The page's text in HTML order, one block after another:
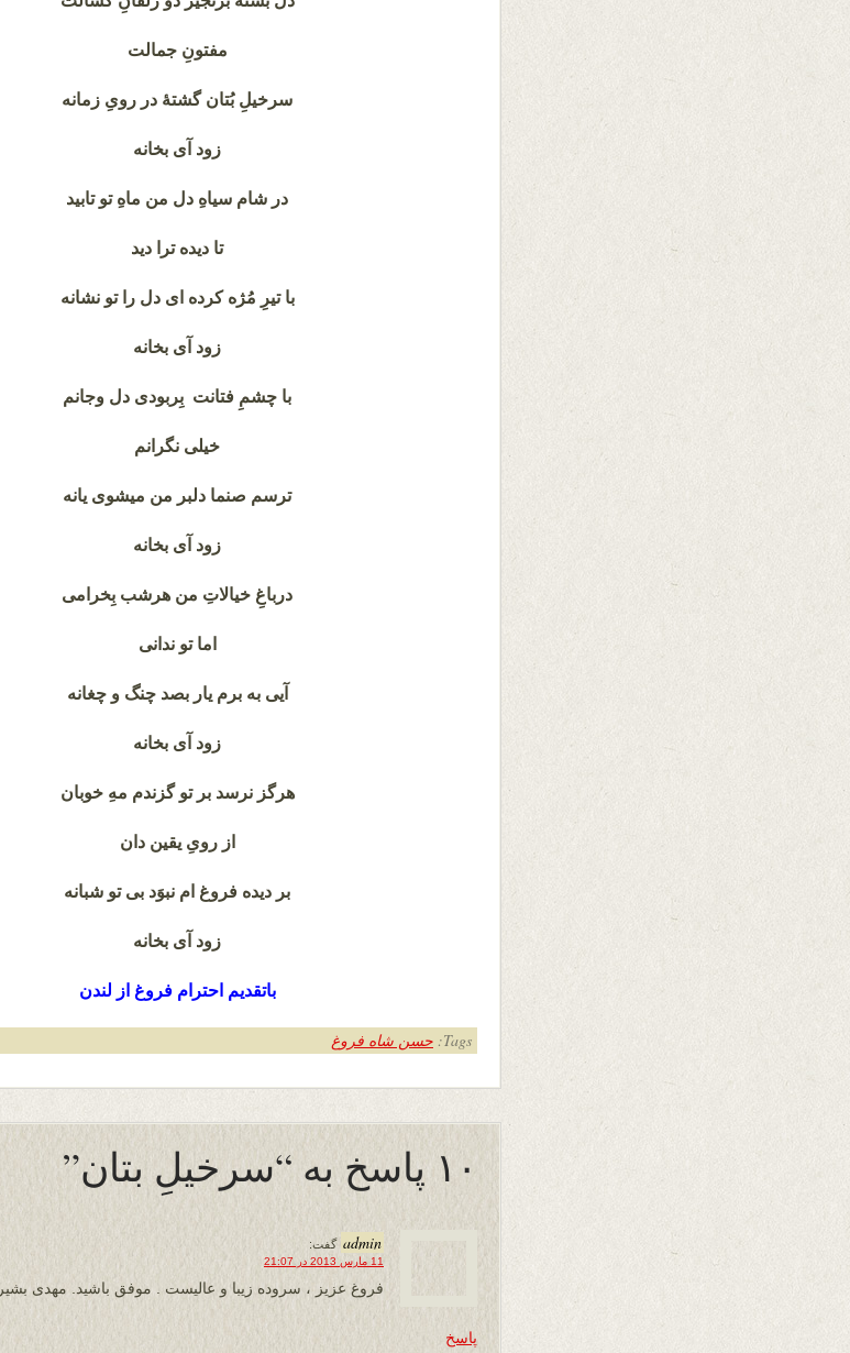
مفتونِ جمالت
سرخیلِ بُتان گشتهٔ در رویِ زمانه
زود آی بخانه
در شام سیاهِ دل من ماهِ تو تابید
تا دیده ترا دید
با تیرِ مُژه کرده ای دل را تو نشانه
زود آی بخانه
با چشمِ فتانت بِربودی دل وجانم
خیلی نگرانم
ترسم صنما دلبر من میشوی یانه
زود آی بخانه
درباغِ خیالاتِ من هرشب بِخرامی
اما تو ندانی
آیی به برم یار بصد چنگ و چغانه
زود آی بخانه
هرگز نرسد بر تو گزندم مهِ خوبان
از رویِ یقین دان
بر دیده فروغ ام نبوَد بی تو شبانه
زود آی بخانه
باتقدیم احترام فروغ از لندن
Tags: حسن شاه فروغ
۱۰ پاسخ به “سرخیلِ بتان”
admin گفت:
11 مارس 2013 در 21:07
فروغ عزیز ، سروده زیبا و عالیست . موفق باشید. مهدی بشیر
پاسخ